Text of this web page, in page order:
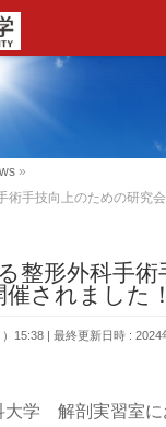
»
術手技向上のための研究
整形外科手術
されました
15:38
最終更新日時 : 2024
大学 解剖実習室に